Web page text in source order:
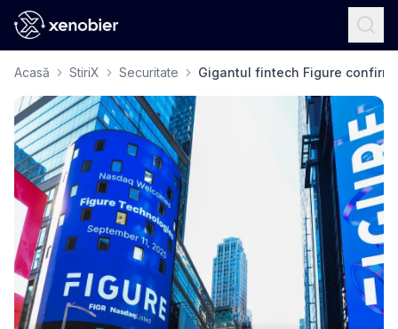
Acasă StiriX Securitate Gigantul fintech Figure